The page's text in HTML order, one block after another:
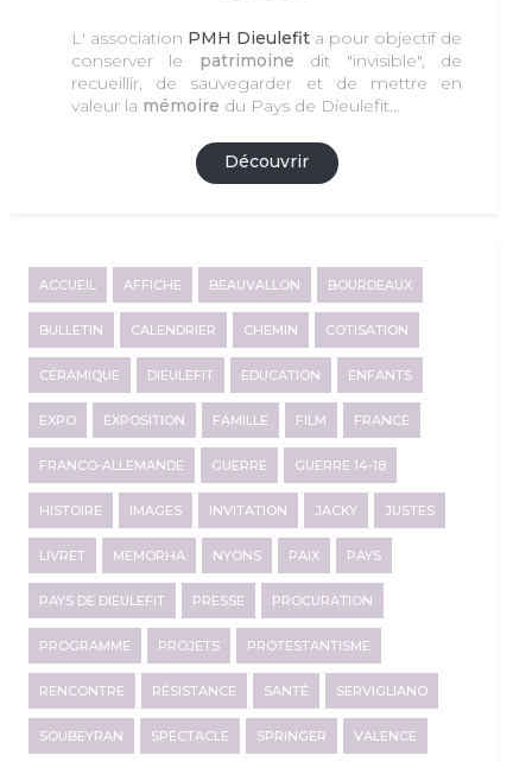
L' association PMH Dieulefit a pour objectif de
conserver le patrimoine dit "invisible", de
recueillir, de sauvegarder et de mettre en
valeur la mémoire du Pays de Dieulefit...
Découvrir
ACCUEIL AFFICHE BEAUVALLON BOURDEAUX
BULLETIN CALENDRIER CHEMIN COTISATION
CÉRAMIQUE DIEULEFIT EDUCATION ENFANTS
EXPO EXPOSITION FAMILLE FILM FRANCE
FRANCO-ALLEMANDE GUERRE GUERRE 14-18
HISTOIRE IMAGES INVITATION JACKY JUSTES
LIVRET MEMORHA NYONS PAIX PAYS
PAYS DE DIEULEFIT PRESSE PROCURATION
PROGRAMME PROJETS PROTESTANTISME
RENCONTRE RÉSISTANCE SANTÉ SERVIGLIANO
SOUBEYRAN SPECTACLE SPRINGER VALENCE